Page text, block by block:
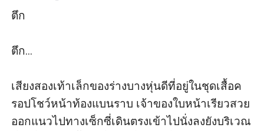
ตึก
ตึก...
เสียงสองเท้าเล็กของร่างบางหุ่นดีที่อยู่ในชุดเสื้อค
รอปโชว์หน้าท้องแบนราบ เจ้าของใบหน้าเรียวสวย
ออกแนวไปทางเซ็กซี่เดินตรงเข้าไปนั่งลงยังบริเวณ